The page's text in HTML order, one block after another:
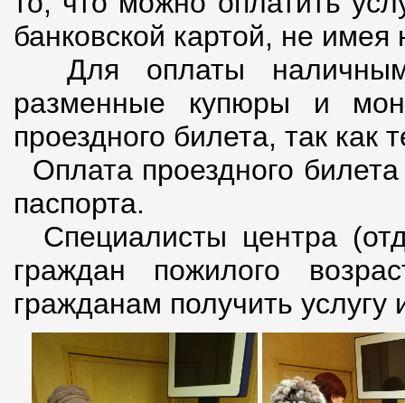
банковской картой, не имея
Для оплаты
разменные купюры и
проездного билета, так как
Оплата проездного
паспорта.
Специалисты центра
граждан пожилого
гражданам получить